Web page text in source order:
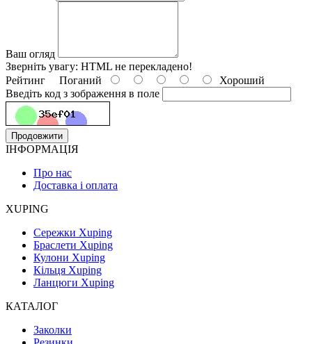
Ваш огляд
Зверніть увагу: HTML не перекладено!
Рейтинг Поганий
Хороший
Введіть код з зображення в поле
Продовжити
ІНФОРМАЦІЯ
Про нас
Доставка і оплата
XUPING
Сережки Xuping
Браслети Xuping
Кулони Xuping
Кільця Xuping
Ланцюги Xuping
КАТАЛОГ
Заколки